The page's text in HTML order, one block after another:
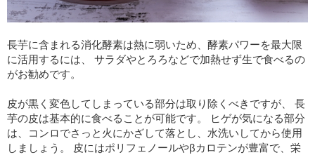
長芋に含まれる消化酵素は熱に弱いため、酵素パワーを最大限
に活用するには、 サラダやとろろなどで加熱せず生で食べるの
がお勧めです。
皮が黒く変色してしまっている部分は取り除くべきですが、 長
芋の皮は基本的に食べることが可能です。 ヒゲが気になる部分
は、コンロでさっと火にかざして落とし、水洗いしてから使用
しましょう。 皮にはポリフェノールやβカロテンが豊富で、栄